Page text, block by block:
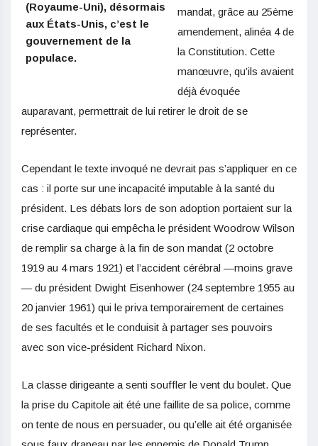
(Royaume-Uni), désormais
aux États-Unis, c’est le
gouvernement de la
populace.
mandat, grâce au 25ème
amendement, alinéa 4 de
la Constitution. Cette
manœuvre, qu’ils avaient
déjà évoquée
auparavant, permettrait de lui retirer le droit de se
représenter.
Cependant le texte invoqué ne devrait pas s’appliquer en ce
cas : il porte sur une incapacité imputable à la santé du
président. Les débats lors de son adoption portaient sur la
crise cardiaque qui empêcha le président Woodrow Wilson
de remplir sa charge à la fin de son mandat (2 octobre
1919 au 4 mars 1921) et l’accident cérébral —moins grave
— du président Dwight Eisenhower (24 septembre 1955 au
20 janvier 1961) qui le priva temporairement de certaines
de ses facultés et le conduisit à partager ses pouvoirs
avec son vice-président Richard Nixon.
La classe dirigeante a senti souffler le vent du boulet. Que
la prise du Capitole ait été une faillite de sa police, comme
on tente de nous en persuader, ou qu’elle ait été organisée